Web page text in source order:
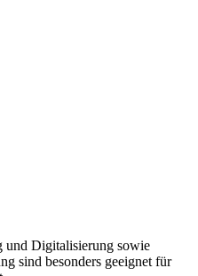
und Digitalisierung sowie
sind besonders geeignet für